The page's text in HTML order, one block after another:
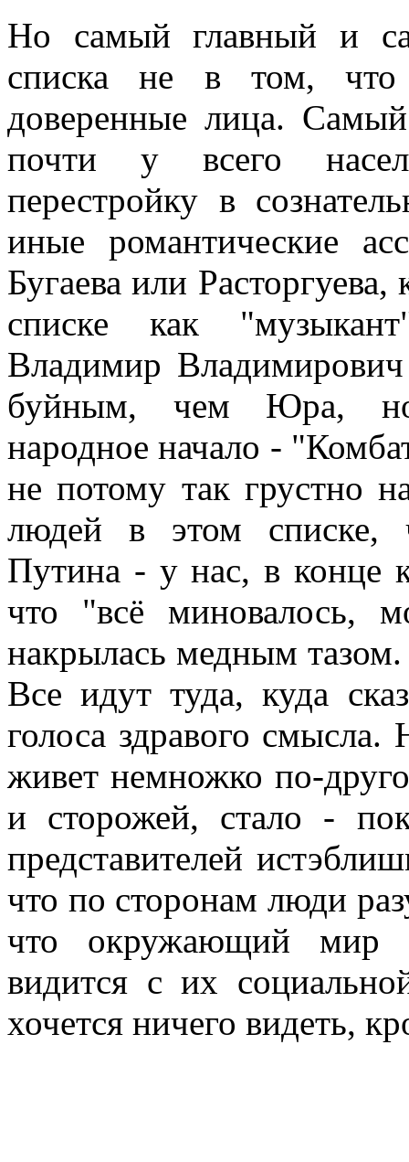
Но самый главный и
списка не в том, что
доверенные лица.
почти у всего
перестройку в
иные романтические
Бугаева или
списке как
Владимир
буйным, чем Юра, но
народное начало -
не потому так грустно
людей в этом списке,
Путина - у нас, в конце
что "всё миновалось,
накрылась медным
Все идут туда, куда
голоса здравого
живет немножко по-
и сторожей, стало -
представителей
что по сторонам люди
что окружающий мир
видится с их
хочется ничего видеть,